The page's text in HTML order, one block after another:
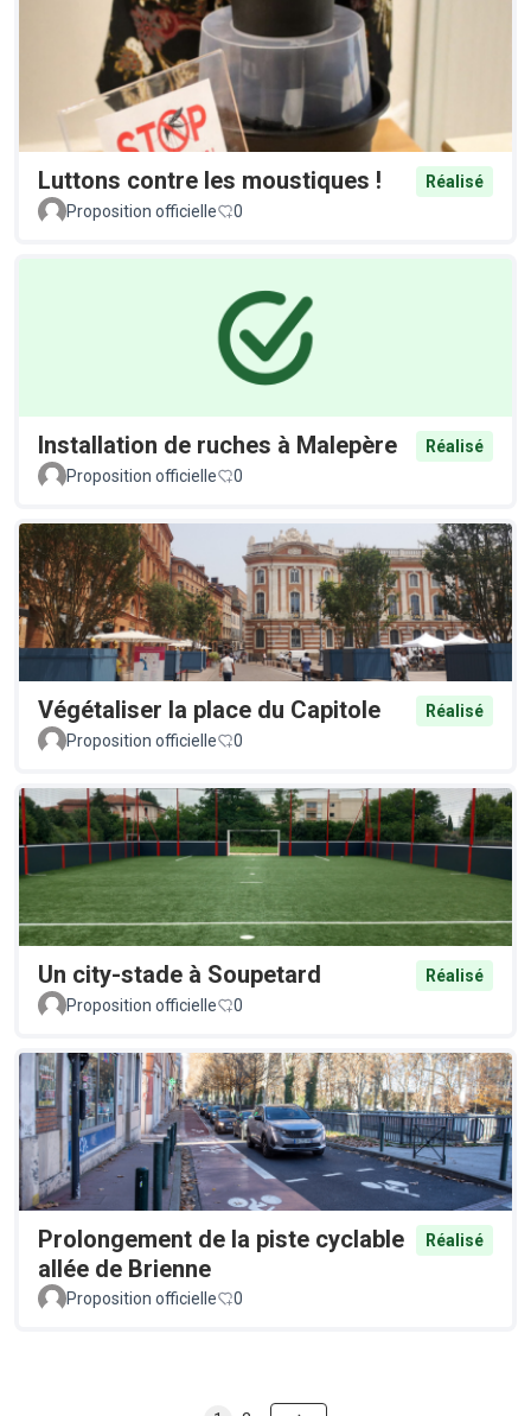
Luttons contre les moustiques !
Réalisé
Proposition officielle
0
Installation de ruches à Malepère
Réalisé
Proposition officielle
0
Végétaliser la place du Capitole
Réalisé
Proposition officielle
0
Un city-stade à Soupetard
Réalisé
Proposition officielle
0
Prolongement de la piste cyclable
allée de Brienne
Réalisé
Proposition officielle 0